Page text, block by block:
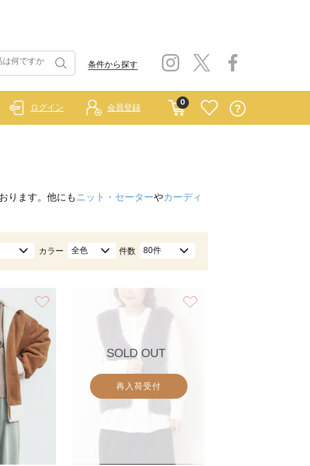
条件から探す
0
ログイン 会員登録
ります。他にも ニット・セーターやカーディ
カラー 全色 件数 80件
SOLD OUT
再入荷受付